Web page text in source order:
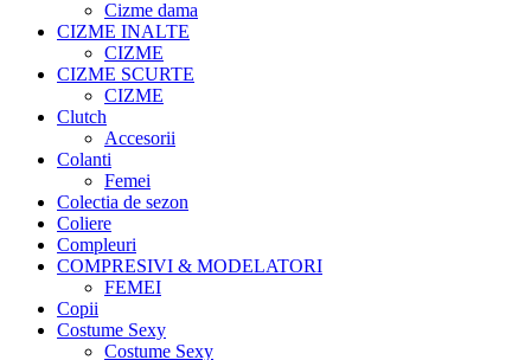
Cizme dama
CIZME INALTE
CIZME
CIZME SCURTE
CIZME
Clutch
Accesorii
Colanti
Femei
Colectia de sezon
Coliere
Compleuri
COMPRESIVI & MODELATORI
FEMEI
Copii
Costume Sexy
Costume Sexy